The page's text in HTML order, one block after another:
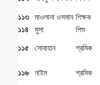
১১৩
মাওলানা ওসমান শিক্ষক
১১৪
মুসা শিশু
১১৫
সোবাহান শ্রমিক
১১৬ নাইম শ্রমিক